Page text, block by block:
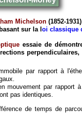
Michelson(1852-
sur la loi classique
essaie de
par rapport à
mouvement par rapport
pas identiques.
de temps de